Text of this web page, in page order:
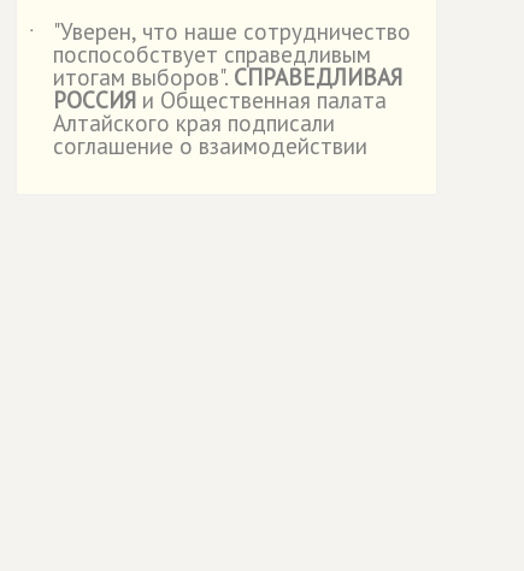
˙
"Уверен, что наше сотрудничество
поспособствует справедливым
итогам выборов". СПРАВЕДЛИВАЯ
РОССИЯ и Общественная палата
Алтайского края подписали
соглашение о взаимодействии